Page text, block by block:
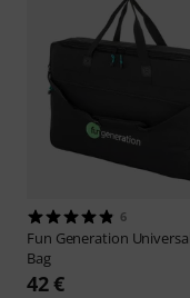
6
Fun Generation
Bag
42 €